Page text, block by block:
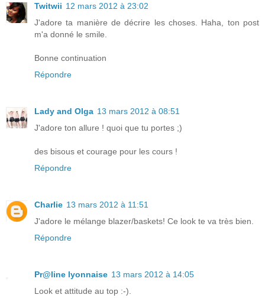
Twitwii 12 mars 2012 à 23:02
J'adore ta manière de décrire les choses. Haha, ton post
m'a donné le smile.
Bonne continuation
Répondre
Lady and Olga 13 mars 2012 à 08:51
J'adore ton allure ! quoi que tu portes ;)
des bisous et courage pour les cours !
Répondre
Charlie 13 mars 2012 à 11:51
J'adore le mélange blazer/baskets! Ce look te va très bien.
Répondre
Pr@line lyonnaise 13 mars 2012 à 14:05
Look et attitude au top :-).